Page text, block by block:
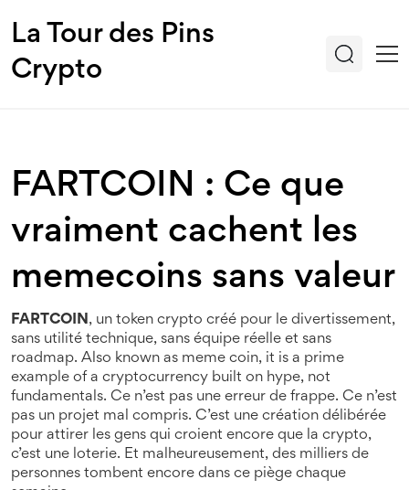
La Tour des Pins
Crypto
FARTCOIN : Ce que
vraiment cachent les
memecoins sans valeur
FARTCOIN, un token crypto créé pour le divertissement,
sans utilité technique, sans équipe réelle et sans
roadmap. Also known as meme coin, it is a prime
example of a cryptocurrency built on hype, not
fundamentals. Ce n’est pas une erreur de frappe. Ce n’est
pas un projet mal compris. C’est une création délibérée
pour attirer les gens qui croient encore que la crypto,
c’est une loterie. Et malheureusement, des milliers de
personnes tombent encore dans ce piège chaque